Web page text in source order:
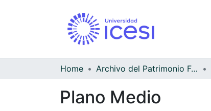
Home Archivo del Patrimonio Fotográfico y Fílmico del Valle del Cauca
Plano Medio